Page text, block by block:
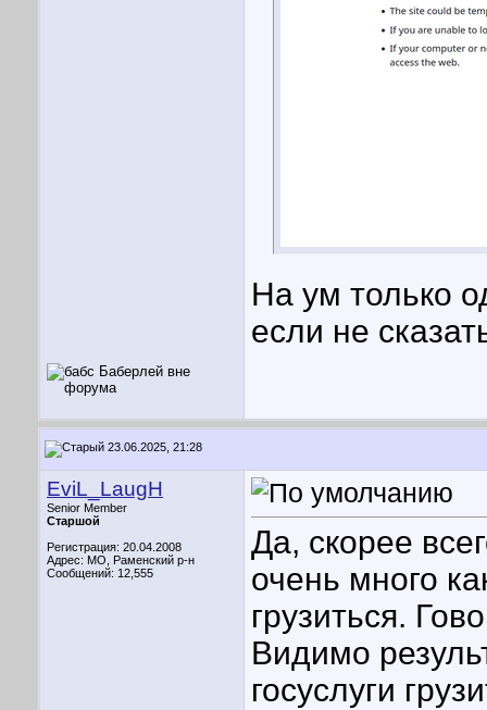
На ум только
если не
23.06.2025, 21:28
EviL_LaugH
Senior Member
Старшой
Регистрация: 20.04.2008
Адрес: МО, Раменский р-н
Сообщений: 12,555
Да, скорее
очень много
грузиться.
Видимо
госуслуги